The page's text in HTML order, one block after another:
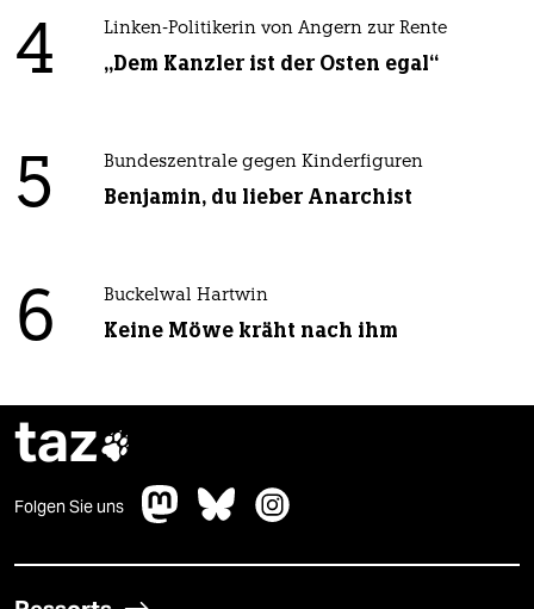
4 Linken-Politikerin von Angern zur Rente
„Dem Kanzler ist der Osten egal“
5 Bundeszentrale gegen Kinderfiguren
Benjamin, du lieber Anarchist
6 Buckelwal Hartwin
Keine Möwe kräht nach ihm
taz
Folgen Sie uns